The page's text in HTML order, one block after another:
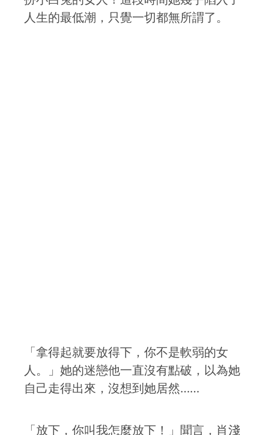
人生的最低潮，只覺一切都無所謂了。
「拿得起就要放得下，你不是軟弱的女
人。」她的迷戀他一直沒有點破，以為她
自己走得出來，沒想到她居然……
「放下，你叫我怎麼放下！」聞言，肖淺